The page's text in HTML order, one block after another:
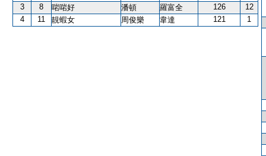
3
8 啱啱好 潘頓 羅富全 126
12
4
11 靚蝦女 周俊樂 韋達 121 1